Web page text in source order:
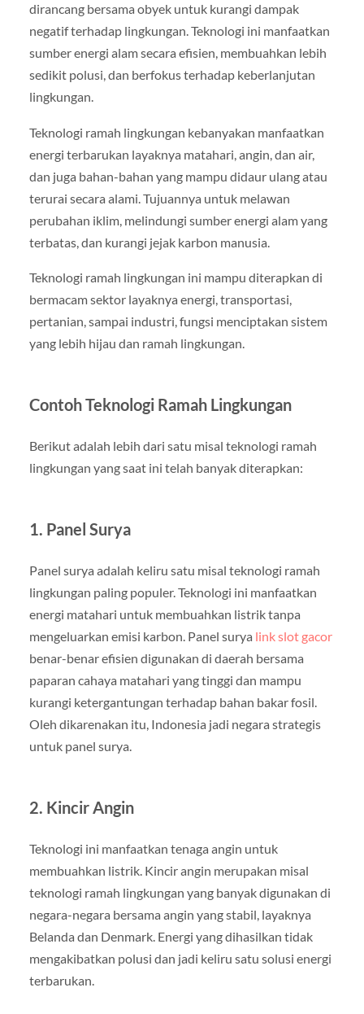
dirancang bersama obyek untuk kurangi dampak
negatif terhadap lingkungan. Teknologi ini manfaatkan
sumber energi alam secara efisien, membuahkan lebih
sedikit polusi, dan berfokus terhadap keberlanjutan
lingkungan.
Teknologi ramah lingkungan kebanyakan manfaatkan
energi terbarukan layaknya matahari, angin, dan air,
dan juga bahan-bahan yang mampu didaur ulang atau
terurai secara alami. Tujuannya untuk melawan
perubahan iklim, melindungi sumber energi alam yang
terbatas, dan kurangi jejak karbon manusia.
Teknologi ramah lingkungan ini mampu diterapkan di
bermacam sektor layaknya energi, transportasi,
pertanian, sampai industri, fungsi menciptakan sistem
yang lebih hijau dan ramah lingkungan.
Contoh Teknologi Ramah Lingkungan
Berikut adalah lebih dari satu misal teknologi ramah
lingkungan yang saat ini telah banyak diterapkan:
1. Panel Surya
Panel surya adalah keliru satu misal teknologi ramah
lingkungan paling populer. Teknologi ini manfaatkan
energi matahari untuk membuahkan listrik tanpa
mengeluarkan emisi karbon. Panel surya link slot gacor
benar-benar efisien digunakan di daerah bersama
paparan cahaya matahari yang tinggi dan mampu
kurangi ketergantungan terhadap bahan bakar fosil.
Oleh dikarenakan itu, Indonesia jadi negara strategis
untuk panel surya.
2. Kincir Angin
Teknologi ini manfaatkan tenaga angin untuk
membuahkan listrik. Kincir angin merupakan misal
teknologi ramah lingkungan yang banyak digunakan di
negara-negara bersama angin yang stabil, layaknya
Belanda dan Denmark. Energi yang dihasilkan tidak
mengakibatkan polusi dan jadi keliru satu solusi energi
terbarukan.